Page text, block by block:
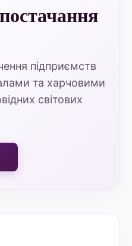
підприємств
та харчовими
світових